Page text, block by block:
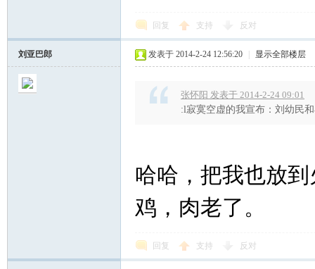
回复 支持 反对
刘亚巴郎 发表于 2014-2-24 12:56:20 显示全部楼层
张怀阳 发表于 2014-2-24 09:01
:l寂寞空虚的我宣布：刘幼民
哈哈，把我也放
鸡，肉老了。
回复 支持 反对